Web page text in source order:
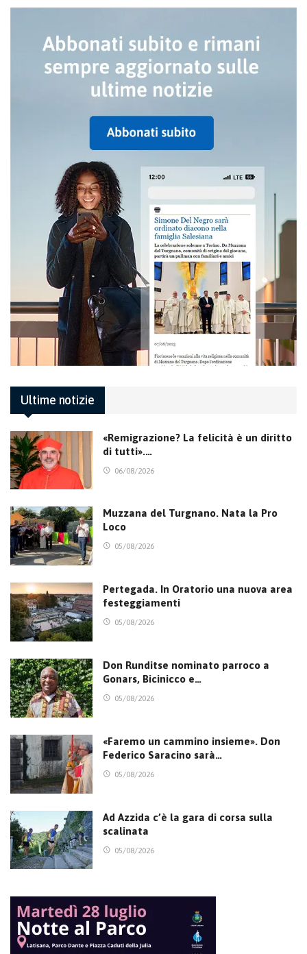
Ultime notizie
«Remigrazione? La felicità è un diritto
di tutti».…
06/08/2026
Muzzana del Turgnano. Nata la Pro
Loco
05/08/2026
Pertegada. In Oratorio una nuova area
festeggiamenti
05/08/2026
Don Runditse nominato parroco a
Gonars, Bicinicco e…
05/08/2026
«Faremo un cammino insieme». Don
Federico Saracino sarà…
05/08/2026
Ad Azzida c’è la gara di corsa sulla
scalinata
05/08/2026